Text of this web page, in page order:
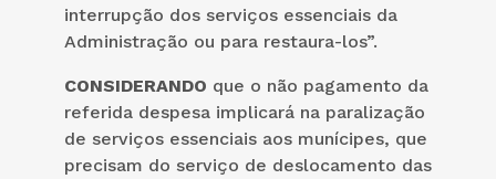
interrupção dos serviços essenciais da
Administração ou para restaura-los”.
CONSIDERANDO que o não pagamento da
referida despesa implicará na paralização
de serviços essenciais aos munícipes, que
precisam do serviço de deslocamento das